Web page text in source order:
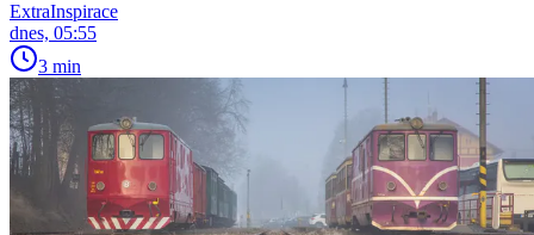
ExtraInspirace
dnes, 05:55
3 min